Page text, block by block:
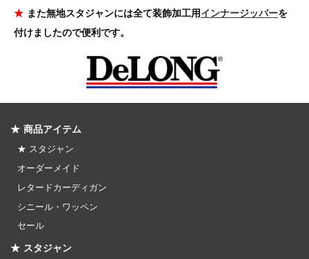
★また無地スタジャンには全て装飾加工用インナージッパーを
付けましたので便利です。
★ 商品アイテム
★ スタジャン
オーダーメイド
レタードカーディガン
シニール・ワッペン
セール
★ スタジャン